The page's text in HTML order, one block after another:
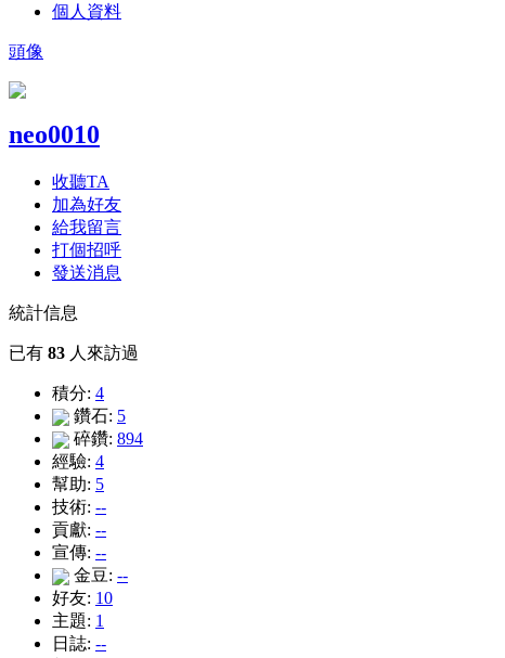
個人資料
頭像
neo0010
收聽TA
加為好友
給我留言
打個招呼
發送消息
統計信息
已有 83 人來訪過
積分: 4
鑽石: 5
碎鑽: 894
經驗: 4
幫助: 5
技術: --
貢獻: --
宣傳: --
金豆: --
好友: 10
主題: 1
日誌: --